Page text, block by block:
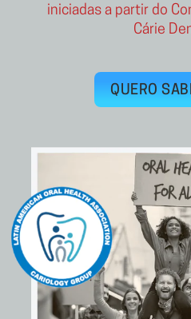
iniciadas a partir do
Cárie
QUERO